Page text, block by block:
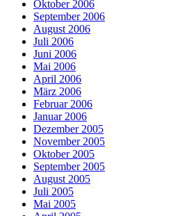
Oktober 2006
September 2006
August 2006
Juli 2006
Juni 2006
Mai 2006
April 2006
März 2006
Februar 2006
Januar 2006
Dezember 2005
November 2005
Oktober 2005
September 2005
August 2005
Juli 2005
Mai 2005